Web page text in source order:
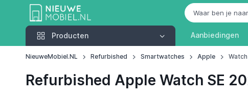
Producten
Producten Aanbiedingen
NieuweMobiel.NL Refurbished Smartwatches Apple
Refurbished Apple Watch SE